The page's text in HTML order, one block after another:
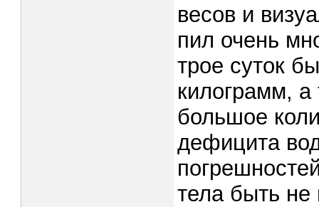
весов и
пил очень
трое суток
килограмм, а
большое
дефицита
тела быть не